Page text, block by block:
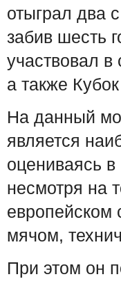
отыграл два
забив шесть
участвовал в
а также
На данный
является
оцениваясь
несмотря на
европейском
мячом,
При этом он